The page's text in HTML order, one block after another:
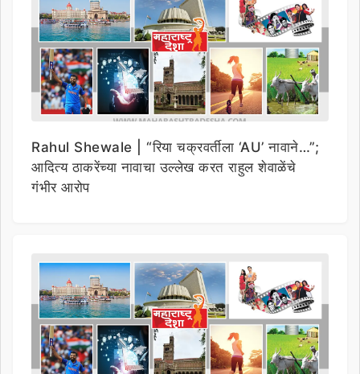
Rahul Shewale | “रिया चक्रवर्तीला ‘AU’ नावाने…”;
आदित्य ठाकरेंच्या नावाचा उल्लेख करत राहुल शेवाळेंचे
गंभीर आरोप